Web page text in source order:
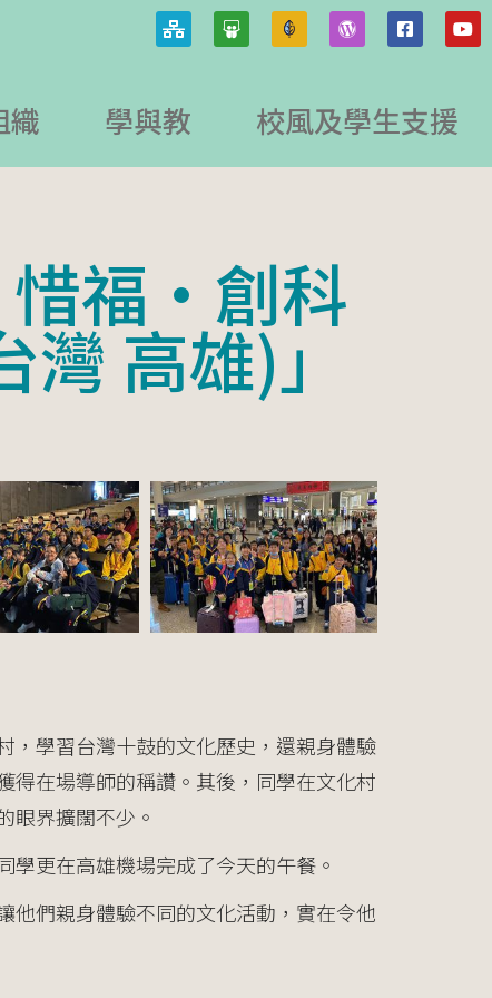
織 學與教 校風及學生支援
惜福·創科
灣 高雄)」
，學習台灣十鼓的文化歷史，還親身體驗
得在場導師的稱讚。其後，同學在文化村
眼界擴闊不少。
更在高雄機場完成了今天的午餐。
他們親身體驗不同的文化活動，實在令他